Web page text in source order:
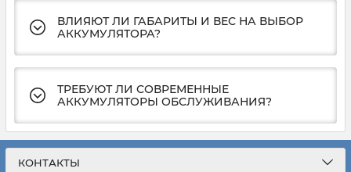
ВЛИЯЮТ ЛИ ГАБАРИТЫ И ВЕС НА ВЫБОР
АККУМУЛЯТОРА?
ТРЕБУЮТ ЛИ СОВРЕМЕННЫЕ
АККУМУЛЯТОРЫ ОБСЛУЖИВАНИЯ?
КОНТАКТЫ